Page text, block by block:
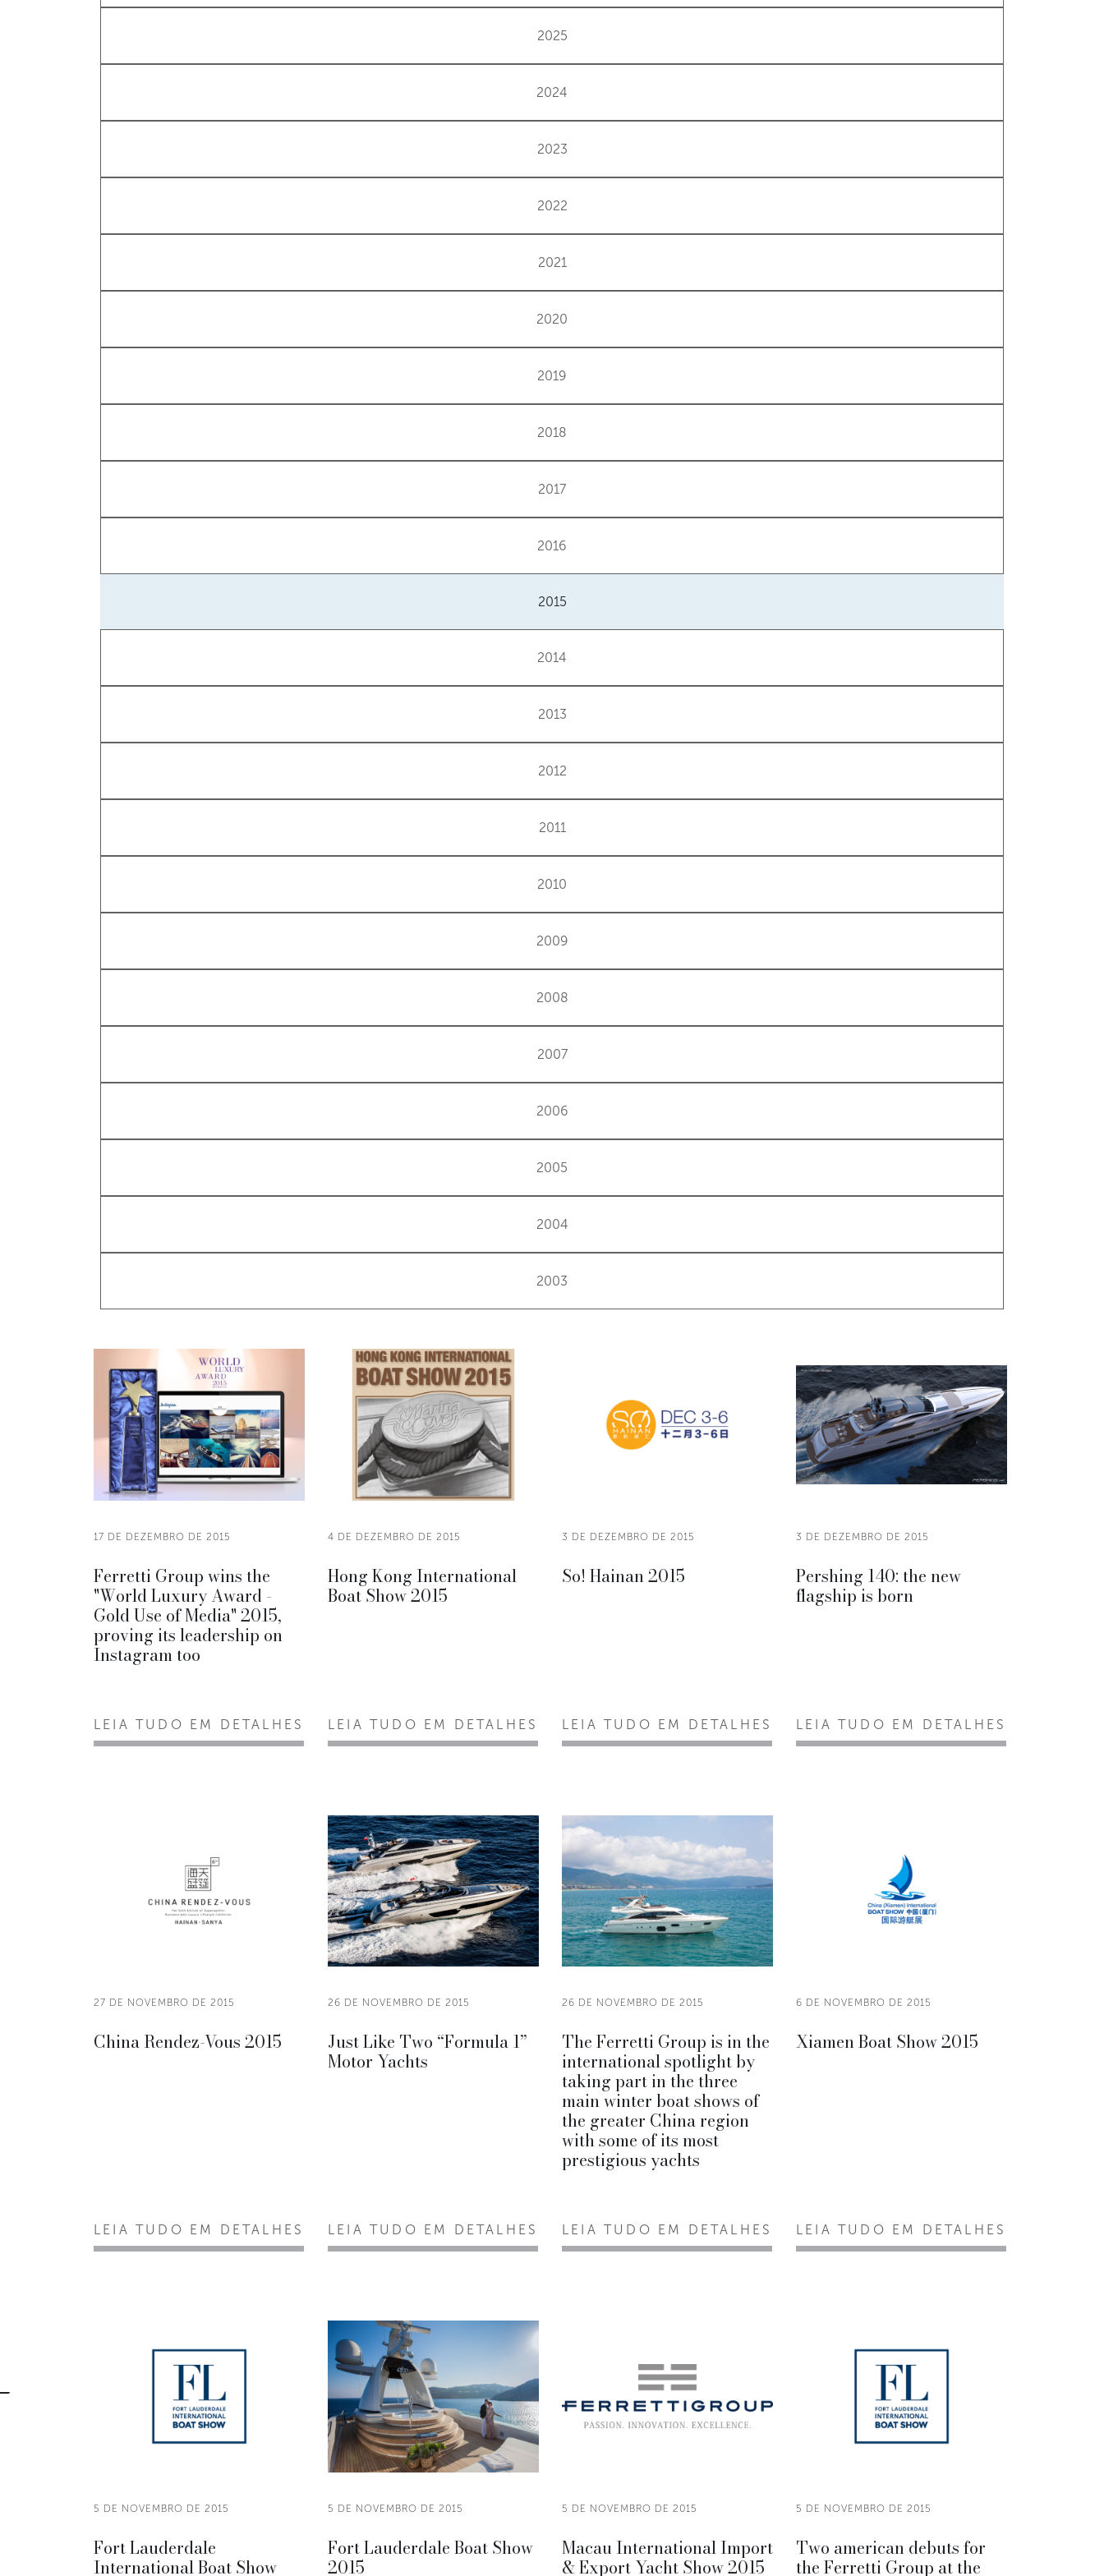
2025
2024
2023
2022
2021
2020
2019
2018
2017
2016
2015
2014
2013
2012
2011
2010
2009
2008
2007
2006
2005
2004
2003
17 DE DEZEMBRO DE 2015
Ferretti Group wins the
"World Luxury Award -
Gold Use of Media" 2015,
proving its leadership on
Instagram too
LEIA TUDO EM DETALHES
4 DE DEZEMBRO DE 2015
Hong Kong International
Boat Show 2015
LEIA TUDO EM DETALHES
3 DE DEZEMBRO DE 2015
So! Hainan 2015
LEIA TUDO EM DETALHES
3 DE DEZEMBRO DE 2015
Pershing 140: the new
flagship is born
LEIA TUDO EM DETALHES
27 DE NOVEMBRO DE 2015
China Rendez-Vous 2015
LEIA TUDO EM DETALHES
26 DE NOVEMBRO DE 2015
Just Like Two “Formula 1”
Motor Yachts
LEIA TUDO EM DETALHES
26 DE NOVEMBRO DE 2015
The Ferretti Group is in the
international spotlight by
taking part in the three
main winter boat shows of
the greater China region
with some of its most
prestigious yachts
LEIA TUDO EM DETALHES
6 DE NOVEMBRO DE 2015
Xiamen Boat Show 2015
LEIA TUDO EM DETALHES
5 DE NOVEMBRO DE 2015
Fort Lauderdale
International Boat Show
5 DE NOVEMBRO DE 2015
Fort Lauderdale Boat Show
2015
5 DE NOVEMBRO DE 2015
Macau International Import
& Export Yacht Show 2015
5 DE NOVEMBRO DE 2015
Two american debuts for
the Ferretti Group at the